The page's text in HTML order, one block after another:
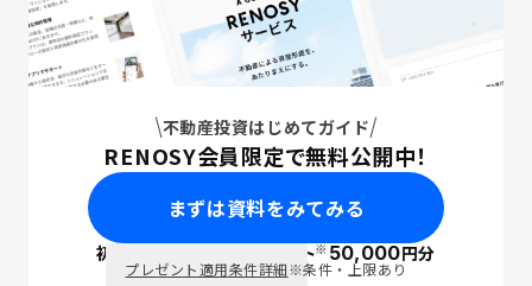
不動産投資はじめてガイド
RENOSY会員限定で無料公開中！
まずは資料をみてみる
初回面談で ポイント※50,000円分
プレゼント適用条件詳細※条件・上限あり